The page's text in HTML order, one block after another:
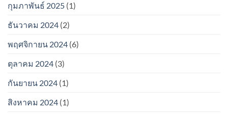
กุมภาพันธ์ 2025 (1)
ธันวาคม 2024 (2)
พฤศจิกายน 2024 (6)
ตุลาคม 2024 (3)
กันยายน 2024 (1)
สิงหาคม 2024 (1)